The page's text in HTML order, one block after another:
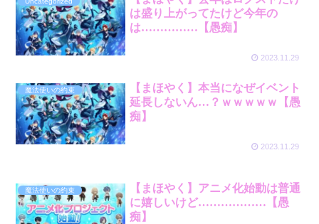
は盛り上がってたけど今年の
は……………【愚痴】
2023.11.29
魔法使いの約束
【まほやく】本当になぜイベント
延長しないん…？ｗｗｗｗｗ【愚
痴】
2023.11.29
魔法使いの約束
【まほやく】アニメ化始動は普通
に嬉しいけど………………【愚
痴】